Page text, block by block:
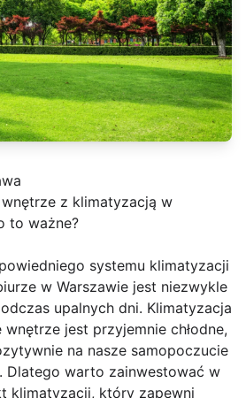
z klimatyzacją w
to ważne?
systemu klimatyzacji
w Warszawie jest niezwykle
upalnych dni. Klimatyzacja
jest przyjemnie chłodne,
na nasze samopoczucie
Dlatego warto zainwestować w
klimatyzacji, który zapewni